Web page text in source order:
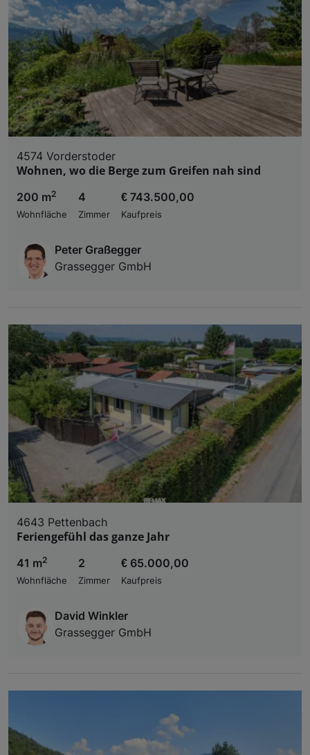
4574 Vorderstoder
Wohnen, wo die Berge zum Greifen nah sind
200 m2
Wohnfläche
4
Zimmer
€ 743.500,00
Kaufpreis
Peter Graßegger
Grassegger GmbH
4643 Pettenbach
Feriengefühl das ganze Jahr
41 m2
Wohnfläche
2
Zimmer
€ 65.000,00
Kaufpreis
David Winkler
Grassegger GmbH